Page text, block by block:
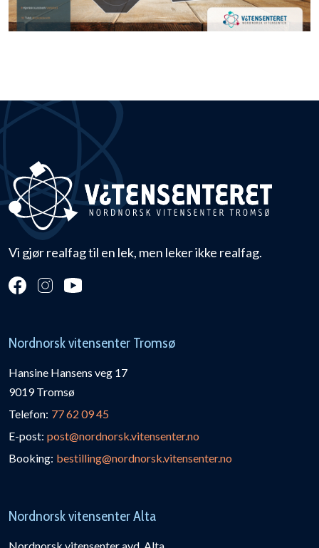
Vi gjør realfag til en lek, men leker ikke realfag.
Nordnorsk vitensenter Tromsø
Hansine Hansens veg 17
9019 Tromsø
Telefon: 77 62 09 45
E-post: post@nordnorsk.vitensenter.no
Booking: bestilling@nordnorsk.vitensenter.no
Nordnorsk vitensenter Alta